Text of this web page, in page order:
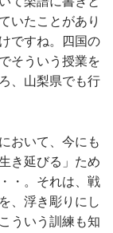
いたことがあり
ですね。四国の
そういう授業を
、山梨県でも行
おいて、今にも
き延びる」ため
・。それは、戦
、浮き彫りにし
ういう訓練も知